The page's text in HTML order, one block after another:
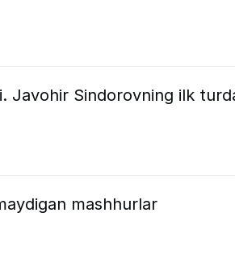
Javohir Sindorovning ilk
mashhurlar